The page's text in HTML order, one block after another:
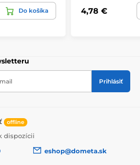
Do košíka 4,78 €
Prihlásiť
offline
dispozícii
eshop@dometa.sk